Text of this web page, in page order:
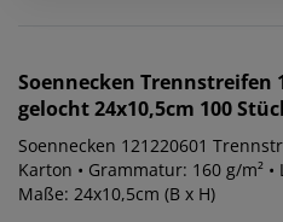
Soennecken Trennstreifen
gelocht 24x10,5cm 100
Soennecken 121220601
Karton • Grammatur: 160 g/m²
Maße: 24x10,5cm (B x H)